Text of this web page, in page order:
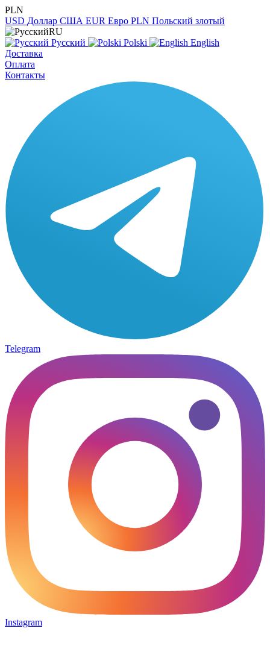
PLN
USD Доллар США EUR Евро PLN Польский злотый
RU
Русский
Polski
English
Доставка
Оплата
Контакты
Telegram
Instagram